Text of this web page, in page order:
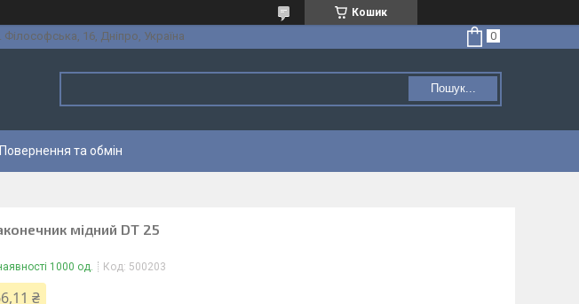
Кошик
Філософська, 16, Дніпро, Україна
Пошук...
Повернення та обмін
мідний DT 25
1000 од. Код: 500203
₴